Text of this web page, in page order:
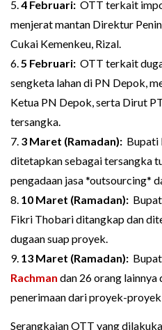
5.4 Februari: OTT terkait
menjerat mantan Direktur
Cukai Kemenkeu, Rizal.
6.5 Februari: OTT terkait
sengketa lahan di PN Depok,
Ketua PN Depok, serta Dirut
tersangka.
7. 3 Maret (Ramadan): Bupati
ditetapkan sebagai tersangka
pengadaan jasa *outsourcing*
8. 10 Maret (Ramadan):
Fikri Thobari ditangkap dan
dugaan suap proyek.
9. 13 Maret (Ramadan):
Rachman dan 26 orang
penerimaan dari proyek-proyek
Serangkaian OTT yang